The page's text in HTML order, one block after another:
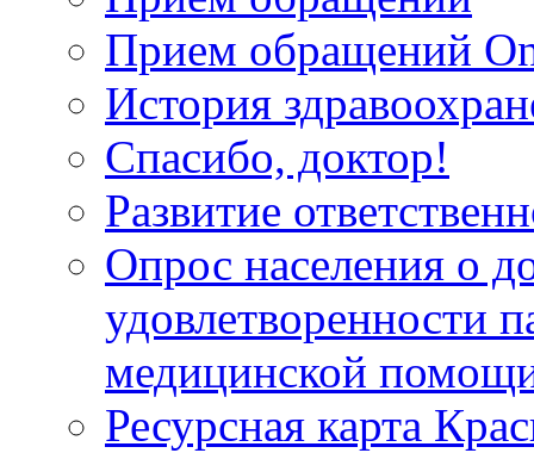
Прием обращений
История
Спасибо, доктор!
Развитие
Опрос населения о
удовлетворенности
медицинской
Ресурсная карта